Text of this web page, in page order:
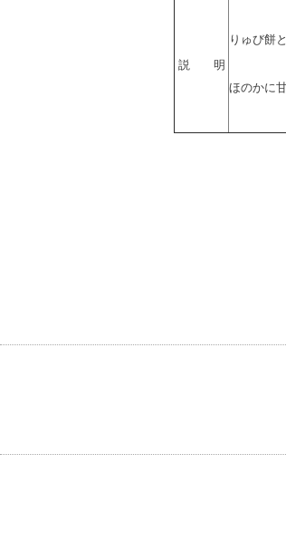
説 明
りゅび餅
ほのかに